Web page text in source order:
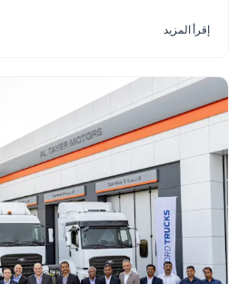
إقرأ المزيد